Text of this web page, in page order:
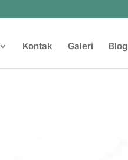
Kontak Galeri Blog